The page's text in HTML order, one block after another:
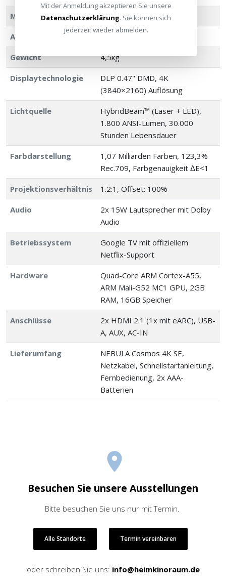
Modellnummer D2342
Abmessungen
Gewicht 4,5kg
Displaytechnologie
DLP 0.47" DMD, 4K
(3840×2160) Auflösung
Lichtquelle
HybridBeam™ (Laser + LED),
1.800 ANSI-Lumen, 30.000
Stunden Lebensdauer
Farbdarstellung
1,07 Milliarden Farben, 123,3%
Rec.709, Farbgenauigkeit ΔE<1
Projektionsverhältnis 1.2:1, Offset: 100%
Audio
2x 15W Lautsprecher mit Dolby
Audio
Betriebssystem
Google TV mit offiziellem
Netflix-Support
Hardware
Quad-Core ARM Cortex-A55,
ARM Mali-G52 MC1 GPU, 2GB
RAM, 16GB Speicher
Anschlüsse
2x HDMI 2.1 (1x mit eARC), USB-
A, AUX, AC-IN
Lieferumfang
NEBULA Cosmos 4K SE,
Netzkabel, Schnellstartanleitung,
Fernbedienung, 2x AAA-
Batterien
Besuchen Sie unsere Ausstellungen
Bitte besuchen Sie uns nur mit Termin.
Alle Standorte Termin vereinbaren
oder schreiben Sie uns: info@heimkinoraum.de
Mit der Anmeldung akzeptieren Sie unsere
Datenschutzerklärung. Sie können sich
jederzeit wieder abmelden.